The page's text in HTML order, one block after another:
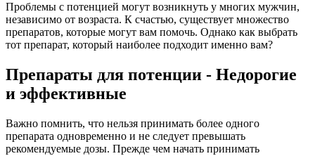
Проблемы с потенцией могут возникнуть у многих мужчин,
независимо от возраста. К счастью, существует множество
препаратов, которые могут вам помочь. Однако как выбрать
тот препарат, который наиболее подходит именно вам?
Препараты для потенции - Недорогие
и эффективные
Важно помнить, что нельзя принимать более одного
препарата одновременно и не следует превышать
рекомендуемые дозы. Прежде чем начать принимать